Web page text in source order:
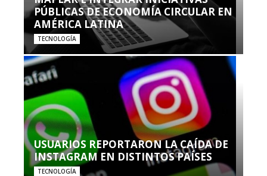
PÚBLICAS DE ECONOMÍA CIRCULAR EN
AMÉRICA LATINA
TECNOLOGÍA
USUARIOS REPORTARON LA CAÍDA DE
INSTAGRAM EN DISTINTOS PAÍSES
TECNOLOGÍA